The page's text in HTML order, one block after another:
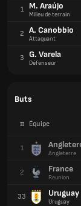
1 M. Araújo
Milieu de terrain
2 A. Canobbio
Attaquant
3 G. Varela
Défenseur
Buts
# Équipe
1
Angleterre
2 France
Reunion
33 Uruguay
Uruguay